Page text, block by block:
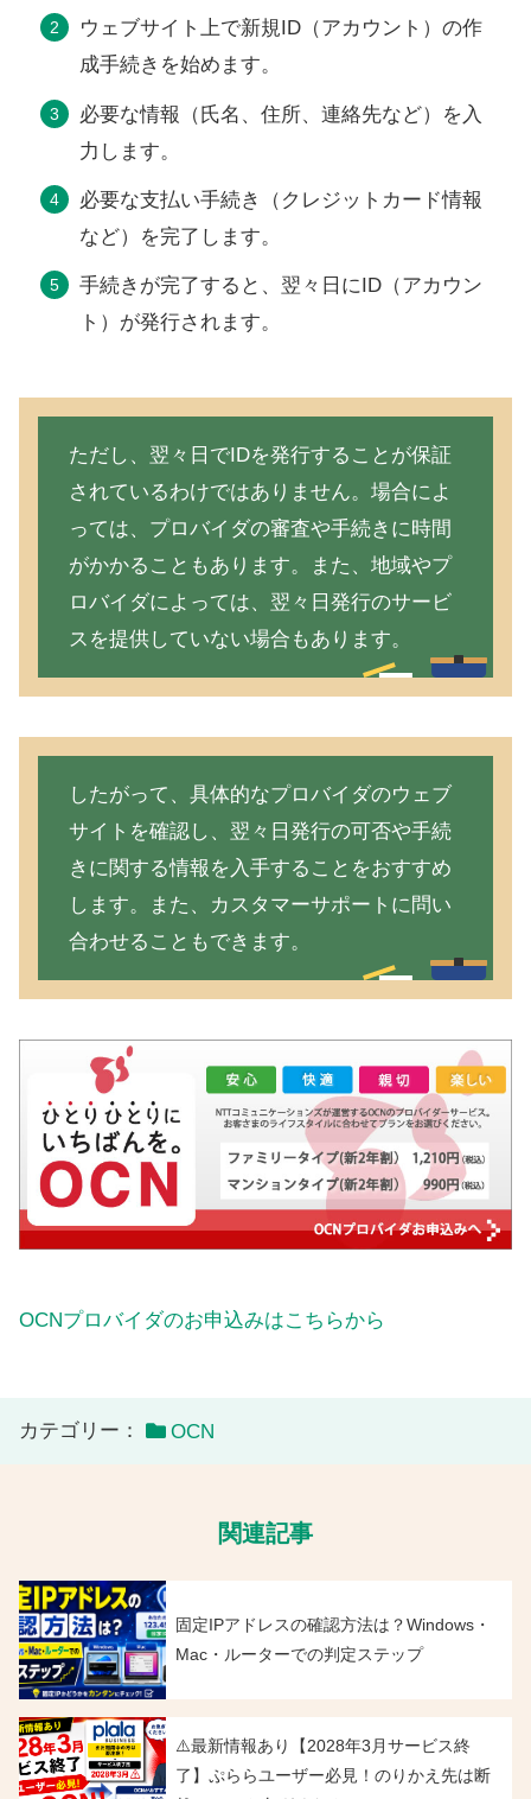
ウェブサイト上で新規ID（アカウント）の作
成手続きを始めます。
必要な情報（氏名、住所、連絡先など）を入
力します。
必要な支払い手続き（クレジットカード情報
など）を完了します。
手続きが完了すると、翌々日にID（アカウン
ト）が発行されます。
ただし、翌々日でIDを発行することが保証
されているわけではありません。場合によ
っては、プロバイダの審査や手続きに時間
がかかることもあります。また、地域やプ
ロバイダによっては、翌々日発行のサービ
スを提供していない場合もあります。
したがって、具体的なプロバイダのウェブ
サイトを確認し、翌々日発行の可否や手続
きに関する情報を入手することをおすすめ
します。また、カスタマーサポートに問い
合わせることもできます。
OCNプロバイダのお申込みはこちらから
カテゴリー： OCN
関連記事
固定IPアドレスの確認方法は？Windows・
Mac・ルーターでの判定ステップ
⚠️最新情報あり【2028年3月サービス終
了】ぷららユーザー必見！のりかえ先は断